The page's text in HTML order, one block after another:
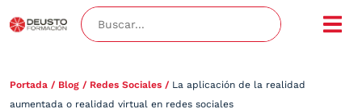
Portada / Blog / Redes Sociales / La aplicación de la realidad
aumentada o realidad virtual en redes sociales